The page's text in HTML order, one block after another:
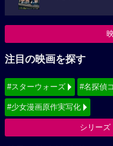
注目の映画を探す
#スターウォーズ #名探偵
#少女漫画原作実写化
シリーズ